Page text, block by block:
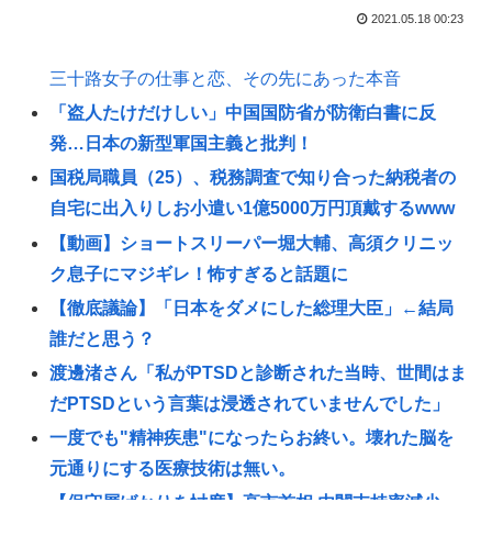
2021.05.18 00:23
三十路女子の仕事と恋、その先にあった本音
「盗人たけだけしい」中国国防省が防衛白書に反
発…日本の新型軍国主義と批判！
国税局職員（25）、税務調査で知り合った納税者の
自宅に出入りしお小遣い1億5000万円頂戴するwww
【動画】ショートスリーパー堀大輔、高須クリニッ
ク息子にマジギレ！怖すぎると話題に
【徹底議論】「日本をダメにした総理大臣」←結局
誰だと思う？
渡邊渚さん「私がPTSDと診断された当時、世間はま
だPTSDという言葉は浸透されていませんでした」
一度でも"精神疾患"になったらお終い。壊れた脳を
元通りにする医療技術は無い。
【保守層ばかりを忖度】高市首相 内閣支持率減少、